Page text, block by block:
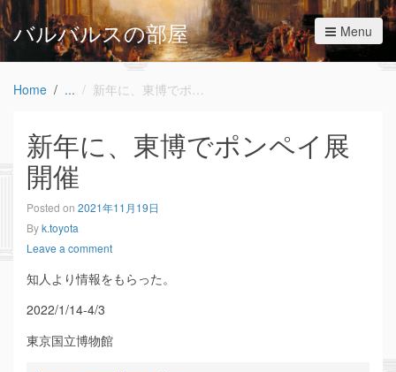
バルバルスの部屋 Menu
Home 新年に、東博でポンペイ展開催
新年に、東博でポンペイ展
開催
Posted on 2021年11月19日
Byk.toyota
Leave a comment
知人より情報をもらった。
2022/1/14-4/3
東京国立博物館